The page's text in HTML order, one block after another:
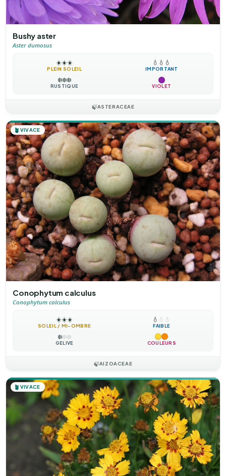
Bushy aster
Aster dumosus
☀️☀️☀️
PLEIN SOLEIL
💧 💧 💧
IMPORTANT
❄️❄️❄️
RUSTIQUE VIOLET
🍃ASTERACEAE
🪴 VIVACE
Conophytum calculus
Conophytum calculus
☀️☀️☀️
SOLEIL / MI-OMBRE
💧 💧 💧
FAIBLE
❄️❄️❄️
GÉLIVE COULEURS
🍃AIZOACEAE
🪴 VIVACE